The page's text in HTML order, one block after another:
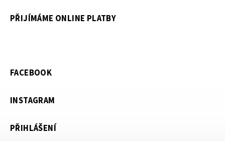
PŘIJÍMÁME ONLINE PLATBY
FACEBOOK
INSTAGRAM
PŘIHLÁŠENÍ